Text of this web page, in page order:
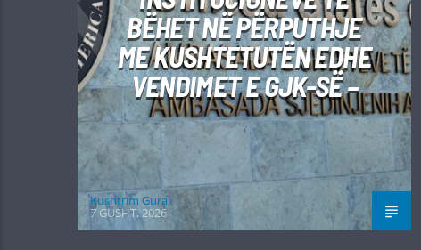
BËHET NË PËRPUTHJE
ME KUSHTETUTËN EDHE
VENDIMET E GJK-SË –
Kushtrim Guraj
7 GUSHT, 2026